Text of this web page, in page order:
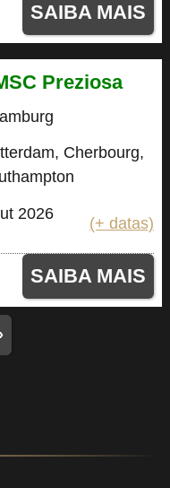
SAIBA MAIS
Preziosa
Cherbourg,
2026
(+ datas)
SAIBA MAIS